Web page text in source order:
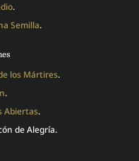
.
Semilla.
los Mártires.
.
Abiertas.
de Alegría.